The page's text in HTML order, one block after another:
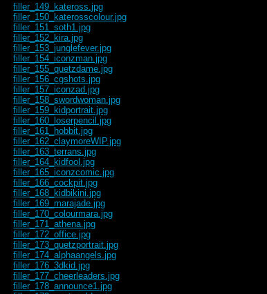
filler_149_kateross.jpg
filler_150_katerosscolour.jpg
filler_151_soth1.jpg
filler_152_kira.jpg
filler_153_junglefever.jpg
filler_154_iconzman.jpg
filler_155_quetzdame.jpg
filler_156_cgshots.jpg
filler_157_iconzad.jpg
filler_158_swordwoman.jpg
filler_159_kidportrait.jpg
filler_160_loserpencil.jpg
filler_161_hobbit.jpg
filler_162_claymoreWIP.jpg
filler_163_terrans.jpg
filler_164_kidfool.jpg
filler_165_iconzcomic.jpg
filler_166_cockpit.jpg
filler_168_kidbikini.jpg
filler_169_marajade.jpg
filler_170_colourmara.jpg
filler_171_athena.jpg
filler_172_office.jpg
filler_173_quetzportrait.jpg
filler_174_alphaangels.jpg
filler_176_3dkid.jpg
filler_177_cheerleaders.jpg
filler_178_announce1.jpg